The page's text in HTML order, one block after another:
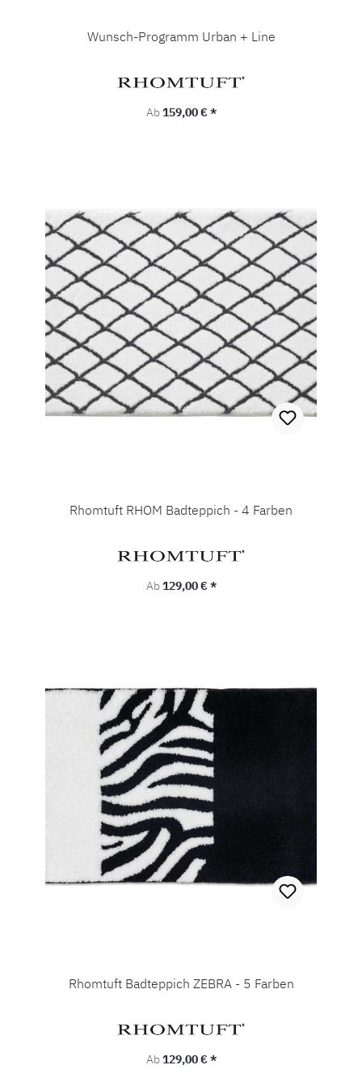
Wunsch-Programm Urban + Line
Regulärer Preis:
Ab159,00 € *
Rhomtuft RHOM Badteppich - 4 Farben
Regulärer Preis:
Ab129,00 € *
Rhomtuft Badteppich ZEBRA - 5 Farben
Regulärer Preis:
Ab129,00 € *